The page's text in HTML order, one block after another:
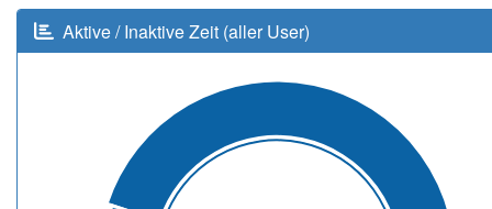
Aktive / Inaktive Zeit (aller User)